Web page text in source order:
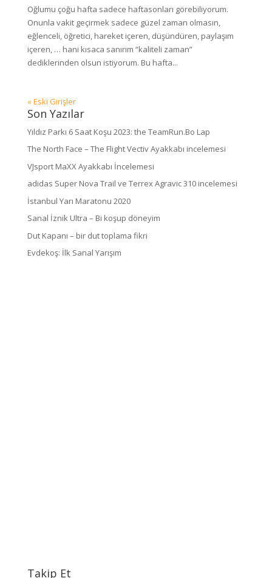
Oğlumu çoğu hafta sadece haftasonları görebiliyorum.
Onunla vakit geçirmek sadece güzel zaman olmasın,
eğlenceli, öğretici, hareket içeren, düşündüren, paylaşım
içeren, … hani kısaca sanırım “kaliteli zaman”
dediklerinden olsun istiyorum. Bu hafta...
« Eski Girişler
Son Yazılar
Yıldız Parkı 6 Saat Koşu 2023: the TeamRun.Bo Lap
The North Face – The Flight Vectiv Ayakkabı incelemesi
VJsport MaXX Ayakkabı İncelemesi
adidas Super Nova Trail ve Terrex Agravic 310 incelemesi
İstanbul Yarı Maratonu 2020
Sanal İznik Ultra – Bi koşup döneyim
Dut Kapanı – bir dut toplama fikri
Evdekoş: İlk Sanal Yarışım
Takip Et